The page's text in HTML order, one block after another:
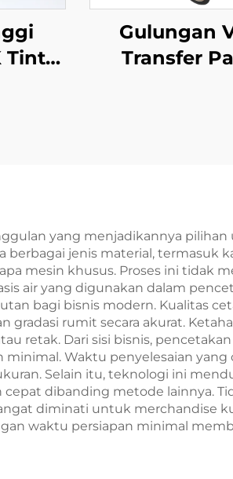
Tinta
Gulungan
Transfer
yang menjadikannya
jenis material, termasuk
mesin khusus. Proses ini tidak
air yang digunakan dalam
bagi bisnis modern. Kualitas
rumit secara akurat.
retak. Dari sisi bisnis,
Waktu penyelesaian
Selain itu, teknologi ini
dibanding metode lainnya.
diminati untuk merchandise
waktu persiapan minimal